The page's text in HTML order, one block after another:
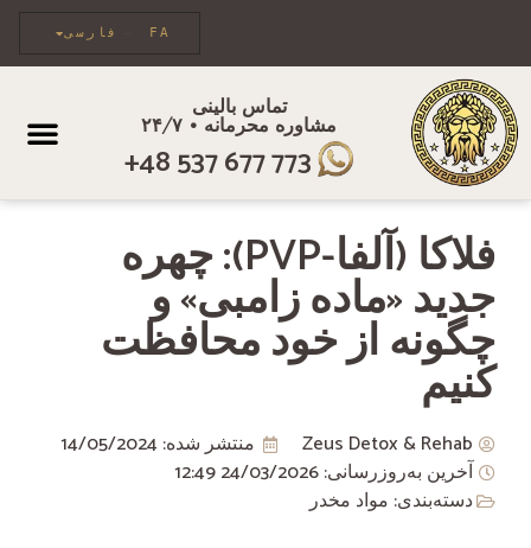
فارسی FA
تماس بالینی
مشاوره محرمانه • ۲۴/۷
+48 537 677 773
فلاکا (آلفا-PVP): چهره
جدید «ماده زامبی» و
چگونه از خود محافظت
کنیم
Zeus Detox & Rehab منتشر شده:14/05/2024
آخرین به‌روزرسانی: 24/03/2026
12:49
دسته‌بندی: مواد مخدر